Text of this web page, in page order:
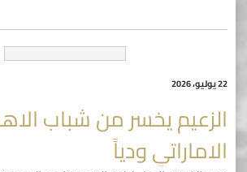
22 يوليو، 2026
الزعيم يخسر من شباب
الاماراتي ودياً